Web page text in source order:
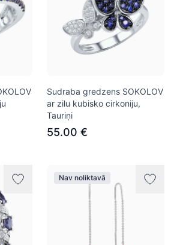
Sudraba gredzens SOKOLOV
ar zilu kubisko cirkoniju,
Tauriņi
55.00 €
Nav noliktavā